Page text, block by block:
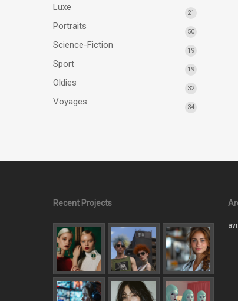
Luxe
21
Portraits
50
Science-Fiction
19
Sport
19
Oldies
32
Voyages
34
Recent Projects